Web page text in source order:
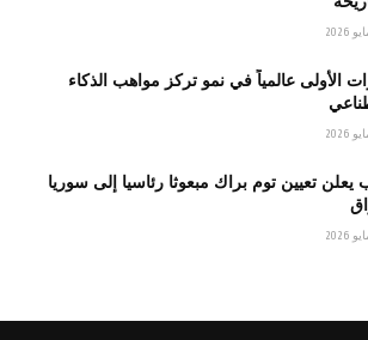
الأولى عالمياً في نمو تركز مواهب الذكاء
يعلن تعيين توم براك مبعوثا رئاسيا إلى سوريا